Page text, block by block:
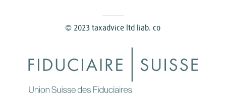
© 2023 taxadvice ltd liab. co